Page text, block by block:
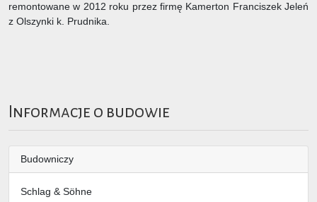
remontowane w 2012 roku przez firmę Kamerton Franciszek Jeleń
z Olszynki k. Prudnika.
Informacje o budowie
Budowniczy
Schlag & Söhne